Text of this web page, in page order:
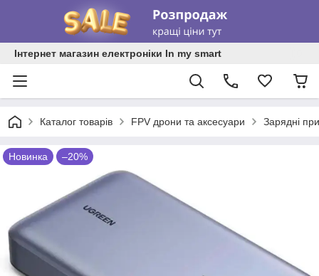
Інтернет магазин електроніки In my smart
Каталог товарів FPV дрони та аксесуари Зарядні
Новинка –20%